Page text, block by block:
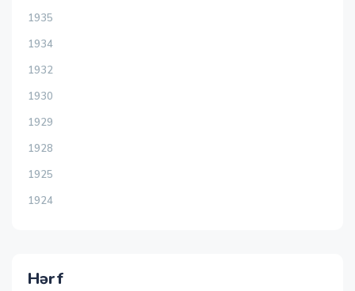
1935
1934
1932
1930
1929
1928
1925
1924
Hərf